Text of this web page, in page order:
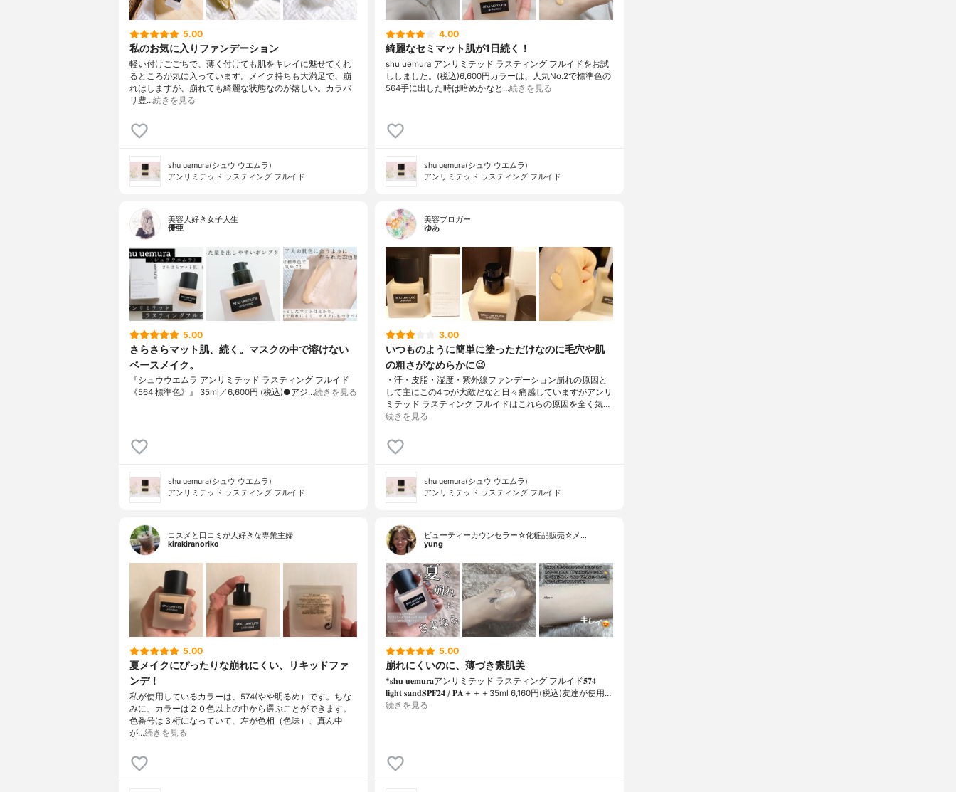
5.00
私のお気に入りファンデーション
軽い付けごごちで、薄く付けても肌をキレイに魅せてくれ
るところが気に入っています。メイク持ちも大満足で、崩
れはしますが、崩れても綺麗な状態なのが嬉しい。カラバ
リ豊…続きを見る
shu uemura(シュウ ウエムラ)
アンリミテッド ラスティング フルイド
4.00
綺麗なセミマット肌が1日続く！
shu uemura アンリミテッド ラスティング フルイドをお試
ししました。(税込)6,600円カラーは、人気No.2で標準色の
564手に出した時は暗めかなと…続きを見る
shu uemura(シュウ ウエムラ)
アンリミテッド ラスティング フルイド
美容大好き女子大生
優亜
5.00
さらさらマット肌、続く。マスクの中で溶けない
ベースメイク。
『シュウウエムラ アンリミテッド ラスティング フルイド
《564 標準色》』 35ml／6,600円 (税込)●アジ…続きを見る
shu uemura(シュウ ウエムラ)
アンリミテッド ラスティング フルイド
美容ブロガー
ゆあ
3.00
いつものように簡単に塗っただけなのに毛穴や肌
の粗さがなめらかに😉
・汗・皮脂・湿度・紫外線ファンデーション崩れの原因と
して主にこの4つが大敵だなと日々痛感していますがアンリ
ミテッド ラスティング フルイドはこれらの原因を全く気…
続きを見る
shu uemura(シュウ ウエムラ)
アンリミテッド ラスティング フルイド
コスメと口コミが大好きな専業主婦
kirakiranoriko
5.00
夏メイクにぴったりな崩れにくい、リキッドファ
ンデ！
私が使用しているカラーは、574(やや明るめ）です。ちな
みに、カラーは２０色以上の中から選ぶことができます。
色番号は３桁になっていて、左が色相（色味）、真ん中
が…続きを見る
ビューティーカウンセラー☆化粧品販売☆メ…
yung
5.00
崩れにくいのに、薄づき素肌美
*𝐬𝐡𝐮 𝐮𝐞𝐦𝐮𝐫𝐚アンリミテッド ラスティング フルイド𝟓𝟕𝟒
𝐥𝐢𝐠𝐡𝐭 𝐬𝐚𝐧𝐝𝐒𝐏𝐅𝟐𝟒 / 𝐏𝐀＋＋＋⁡35ml 6,160円(税込)⁡友達が使用…
続きを見る